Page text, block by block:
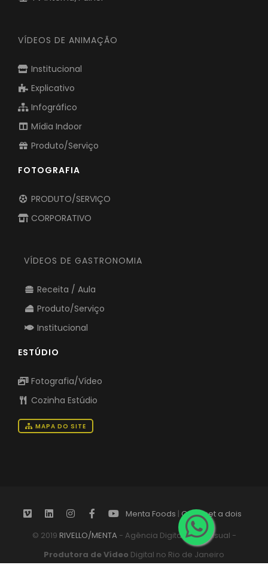
VÍDEOS DE ANIMAÇÃO
Institucional
Explicativo
Infográfico
Mídia Indoor
Produto/Serviço
FOTOGRAFIA
PRODUTO/SERVIÇO
CORPORATIVO
VÍDEOS DE GASTRONOMIA
Receita / Aula
Produto/Serviço
Institucional
ESTÚDIO
Fotografia/Vídeo
Cozinha Estúdio
MAPA DO SITE
Menta Foods | Gourmet a dois
© 2019 RIVELLO/MENTA - Agência Digital Audiovisual -
Produtora de Vídeo Digital no Rio de Janeiro